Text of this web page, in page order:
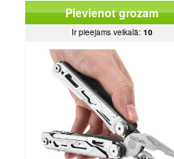
Pievienot grozam
Ir pieejams veikalā: 10